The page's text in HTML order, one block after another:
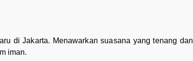
di Jakarta. Menawarkan suasana yang tenang dan
iman.